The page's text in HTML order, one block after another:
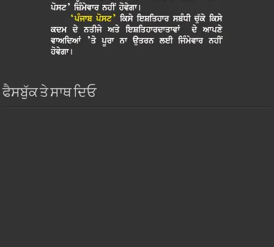
ਫੈਸਬੁੱਕ ਤੇ ਸਾਥ ਦਿਓ